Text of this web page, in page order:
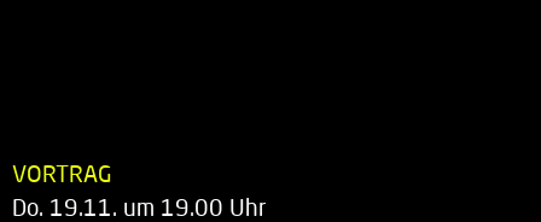
VORTRAG
Do. 19.11. um 19.00 Uhr